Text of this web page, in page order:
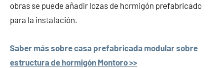
obras se puede añadir lozas de hormigón prefabricado
para la instalación.
Saber más sobre casa prefabricada modular sobre
estructura de hormigón Montoro >>